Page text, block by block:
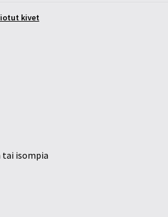
kivet
tai isompia